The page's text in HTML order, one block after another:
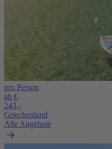
pro Person
ab €
243,-
Griechenland
Alle Angebote